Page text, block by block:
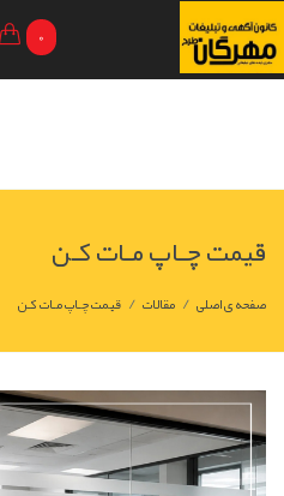
0
قیمت چـاپ مـات کـن
صفحه ی اصلی / مقالات / قیمت چـاپ مـات کـن